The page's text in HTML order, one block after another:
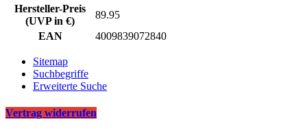
Hersteller-Preis
(UVP in €)
89.95
EAN
4009839072840
Sitemap
Suchbegriffe
Erweiterte Suche
Vertrag widerrufen